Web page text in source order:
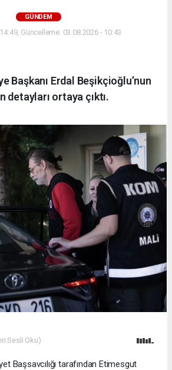
GÜNDEM
Güncelleme: 03.08.2026 - 10:43
Başkanı Erdal Beşikçioğlu’nun
detayları ortaya çıktı.
Sesli Oku)
Başsavcılığı tarafından Etimesgut